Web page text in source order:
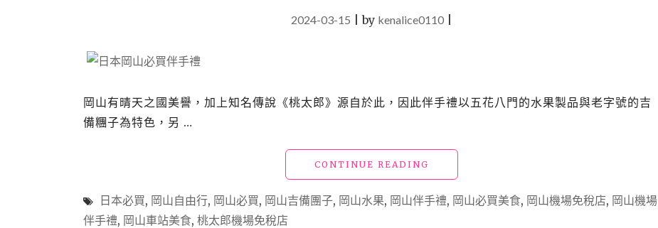
2024-03-15 |by kenalice0110|
岡山有晴天之國美譽，加上知名傳說《桃太郎》源自於此，因此伴手禮以五花八門的水果製品與老字號的吉
備糰子為特色，另 …
CONTINUE READING
本
岡
山
日本必買, 岡山自由行, 岡山必買, 岡山吉備團子, 岡山水果, 岡山伴手禮, 岡山必買美食, 岡山機場免稅店, 岡山機場
伴手禮, 岡山車站美食, 桃太郎機場免稅店